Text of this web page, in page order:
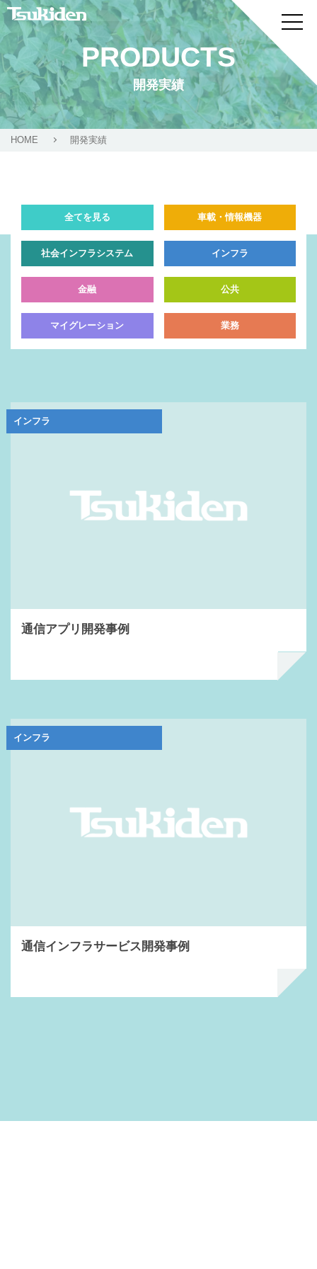
PRODUCTS
開発実績
HOME 開発実績
全てを見る 車載・情報機器
社会インフラシステム インフラ
金融 公共
マイグレーション 業務
インフラ
通信アプリ開発事例
インフラ
通信インフラサービス開発事例